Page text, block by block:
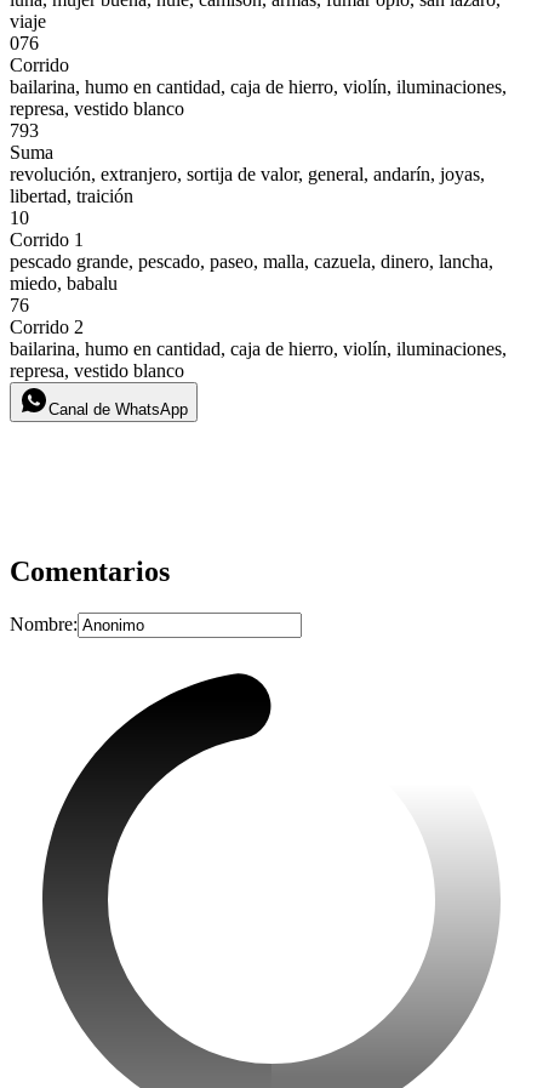
viaje
076
Corrido
bailarina, humo en cantidad, caja de hierro, violín, iluminaciones,
represa, vestido blanco
793
Suma
revolución, extranjero, sortija de valor, general, andarín, joyas,
libertad, traición
10
Corrido 1
pescado grande, pescado, paseo, malla, cazuela, dinero, lancha,
miedo, babalu
76
Corrido 2
bailarina, humo en cantidad, caja de hierro, violín, iluminaciones,
represa, vestido blanco
Canal de WhatsApp
Comentarios
Nombre: